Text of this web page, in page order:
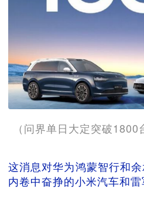
（问界单日大定突破1800
这消息对华为鸿蒙智行和
内卷中奋挣的小米汽车和